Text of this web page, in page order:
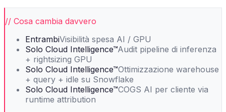
// Cosa cambia davvero
EntrambiVisibilità spesa AI / GPU
Solo Cloud Intelligence™Audit pipeline di inferenza
+ rightsizing GPU
Solo Cloud Intelligence™Ottimizzazione warehouse
+ query + idle su Snowflake
Solo Cloud Intelligence™COGS AI per cliente via
runtime attribution